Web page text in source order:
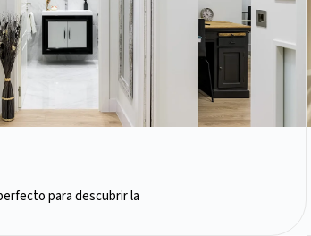
para descubrir la